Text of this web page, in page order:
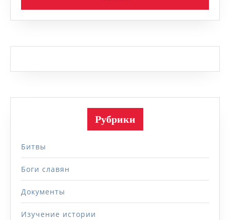
Рубрики
Битвы
Боги славян
Документы
Изучение истории